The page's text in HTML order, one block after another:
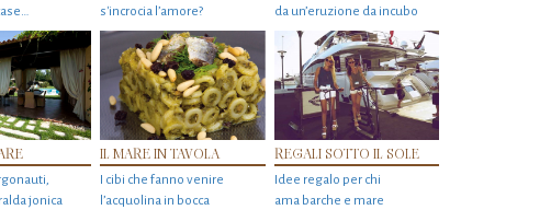
s'incrocia l’amore?
da un’eruzione da incubo
jonica
IL MARE IN TAVOLA
I cibi che fanno venire
l’acquolina in bocca
REGALI SOTTO IL SOLE
Idee regalo per chi
ama barche e mare